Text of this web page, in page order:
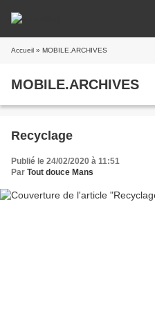
Accueil » MOBILE.ARCHIVES
MOBILE.ARCHIVES
Recyclage
Publié le 24/02/2020 à 11:51
Par Tout douce Mans